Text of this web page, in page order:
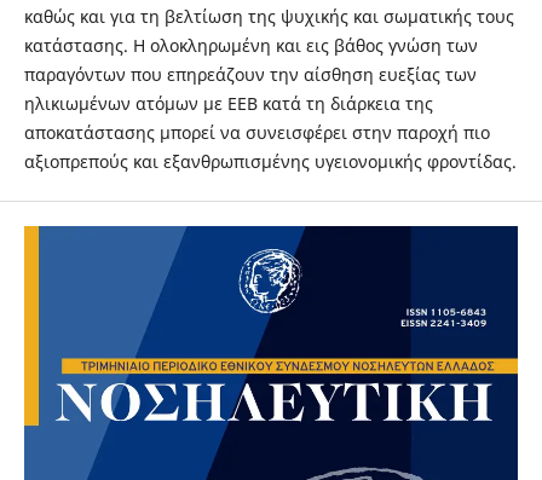
καθώς και για τη βελτίωση της ψυχικής και σωματικής τους
κατάστασης. Η ολοκληρωμένη και εις βάθος γνώση των
παραγόντων που επηρεάζουν την αίσθηση ευεξίας των
ηλικιωμένων ατόμων με ΕΕΒ κατά τη διάρκεια της
αποκατάστασης μπορεί να συνεισφέρει στην παροχή πιο
αξιοπρεπούς και εξανθρωπισμένης υγειονομικής φροντίδας.